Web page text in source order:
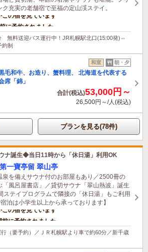
ク充実の老舗宿で至福の定山渓ステイ。
この宿を見ています
に予約されました
無料送迎バス運行中！JR札幌駅北口(15:00発)⇔
約制
和室 朝・夕
毛和牛、お造り、蟹料理、 北海道を代表する
「錦」
合計(税込)53,000円～
26,500円～/人(税込)
プランを見る(78件)
ナ誕生◆当日11時から「休日湯」利用OK
一寶亭留 翠山亭
泉を備えサウナ付のお部屋もあり／2500冊の
「風呂屋書店」／貸切サウナ「翠山熱波」誕生
ステイプログラムで隣接の「休日湯」もご利用
泊は小学生以上から承っております】
この宿を見ています
前に予約されました
（要予約）／ＪＲ札幌駅より車で約60分／新千歳